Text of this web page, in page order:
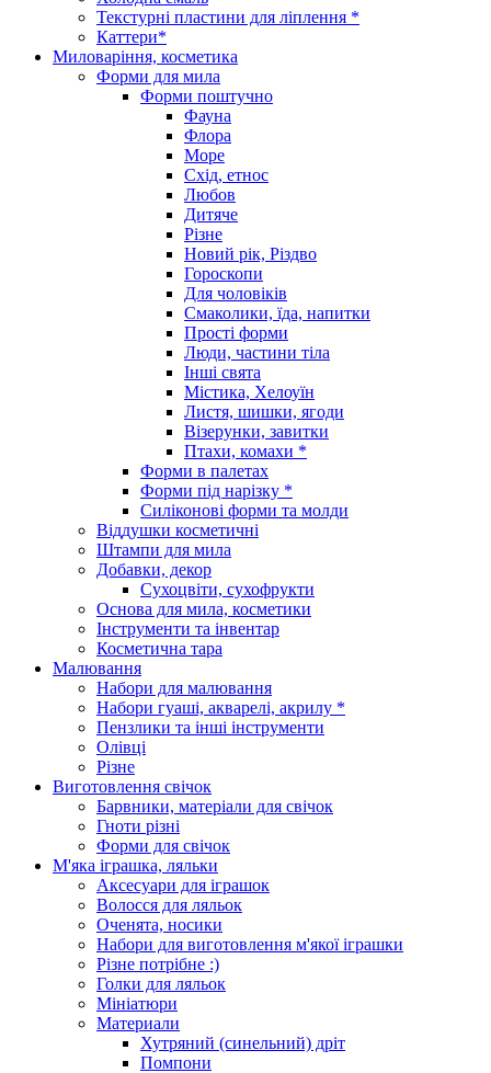
Текстурні пластини для ліплення *
Каттери*
Миловаріння, косметика
Форми для мила
Форми поштучно
Фауна
Флора
Море
Схід, етнос
Любов
Дитяче
Різне
Новий рік, Різдво
Гороскопи
Для чоловіків
Смаколики, їда, напитки
Прості форми
Люди, частини тіла
Інші свята
Містика, Хелоуїн
Листя, шишки, ягоди
Візерунки, завитки
Птахи, комахи *
Форми в палетах
Форми під нарізку *
Силіконові форми та молди
Віддушки косметичні
Штампи для мила
Добавки, декор
Сухоцвіти, сухофрукти
Основа для мила, косметики
Інструменти та інвентар
Косметична тара
Малювання
Набори для малювання
Набори гуаші, акварелі, акрилу *
Пензлики та інші інструменти
Олівці
Різне
Виготовлення свічок
Барвники, матеріали для свічок
Гноти різні
Форми для свічок
М'яка іграшка, ляльки
Аксесуари для іграшок
Волосся для ляльок
Оченята, носики
Набори для виготовлення м'якої іграшки
Різне потрібне :)
Голки для ляльок
Мініатюри
Материали
Хутряний (синельний) дріт
Помпони